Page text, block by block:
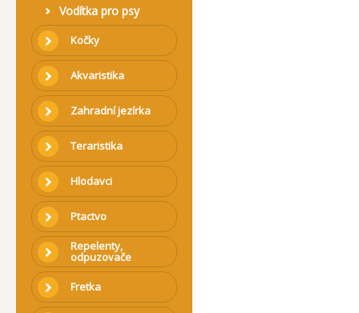
Vodítka pro psy
Kočky
Akvaristika
Zahradní jezírka
Teraristika
Hlodavci
Ptactvo
Repelenty,
odpuzovače
Fretka